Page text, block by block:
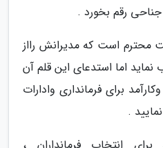
رقم بخورد .
محترم است که مدیرانش رااز
اما استدعای این قلم آن
برای فرمانداری وادارات
.